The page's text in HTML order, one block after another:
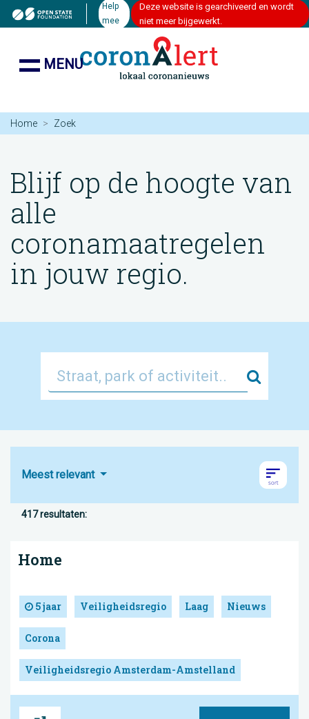
Help
mee
Deze website is gearchiveerd en wordt
niet meer bijgewerkt.
MENU
Home Zoek
Blijf op de hoogte van
alle
coronamaatregelen
in jouw regio.
Zoek
Meest relevant
417 resultaten:
Home
5 jaar Veiligheidsregio Laag Nieuws
Corona
Veiligheidsregio Amsterdam-Amstelland